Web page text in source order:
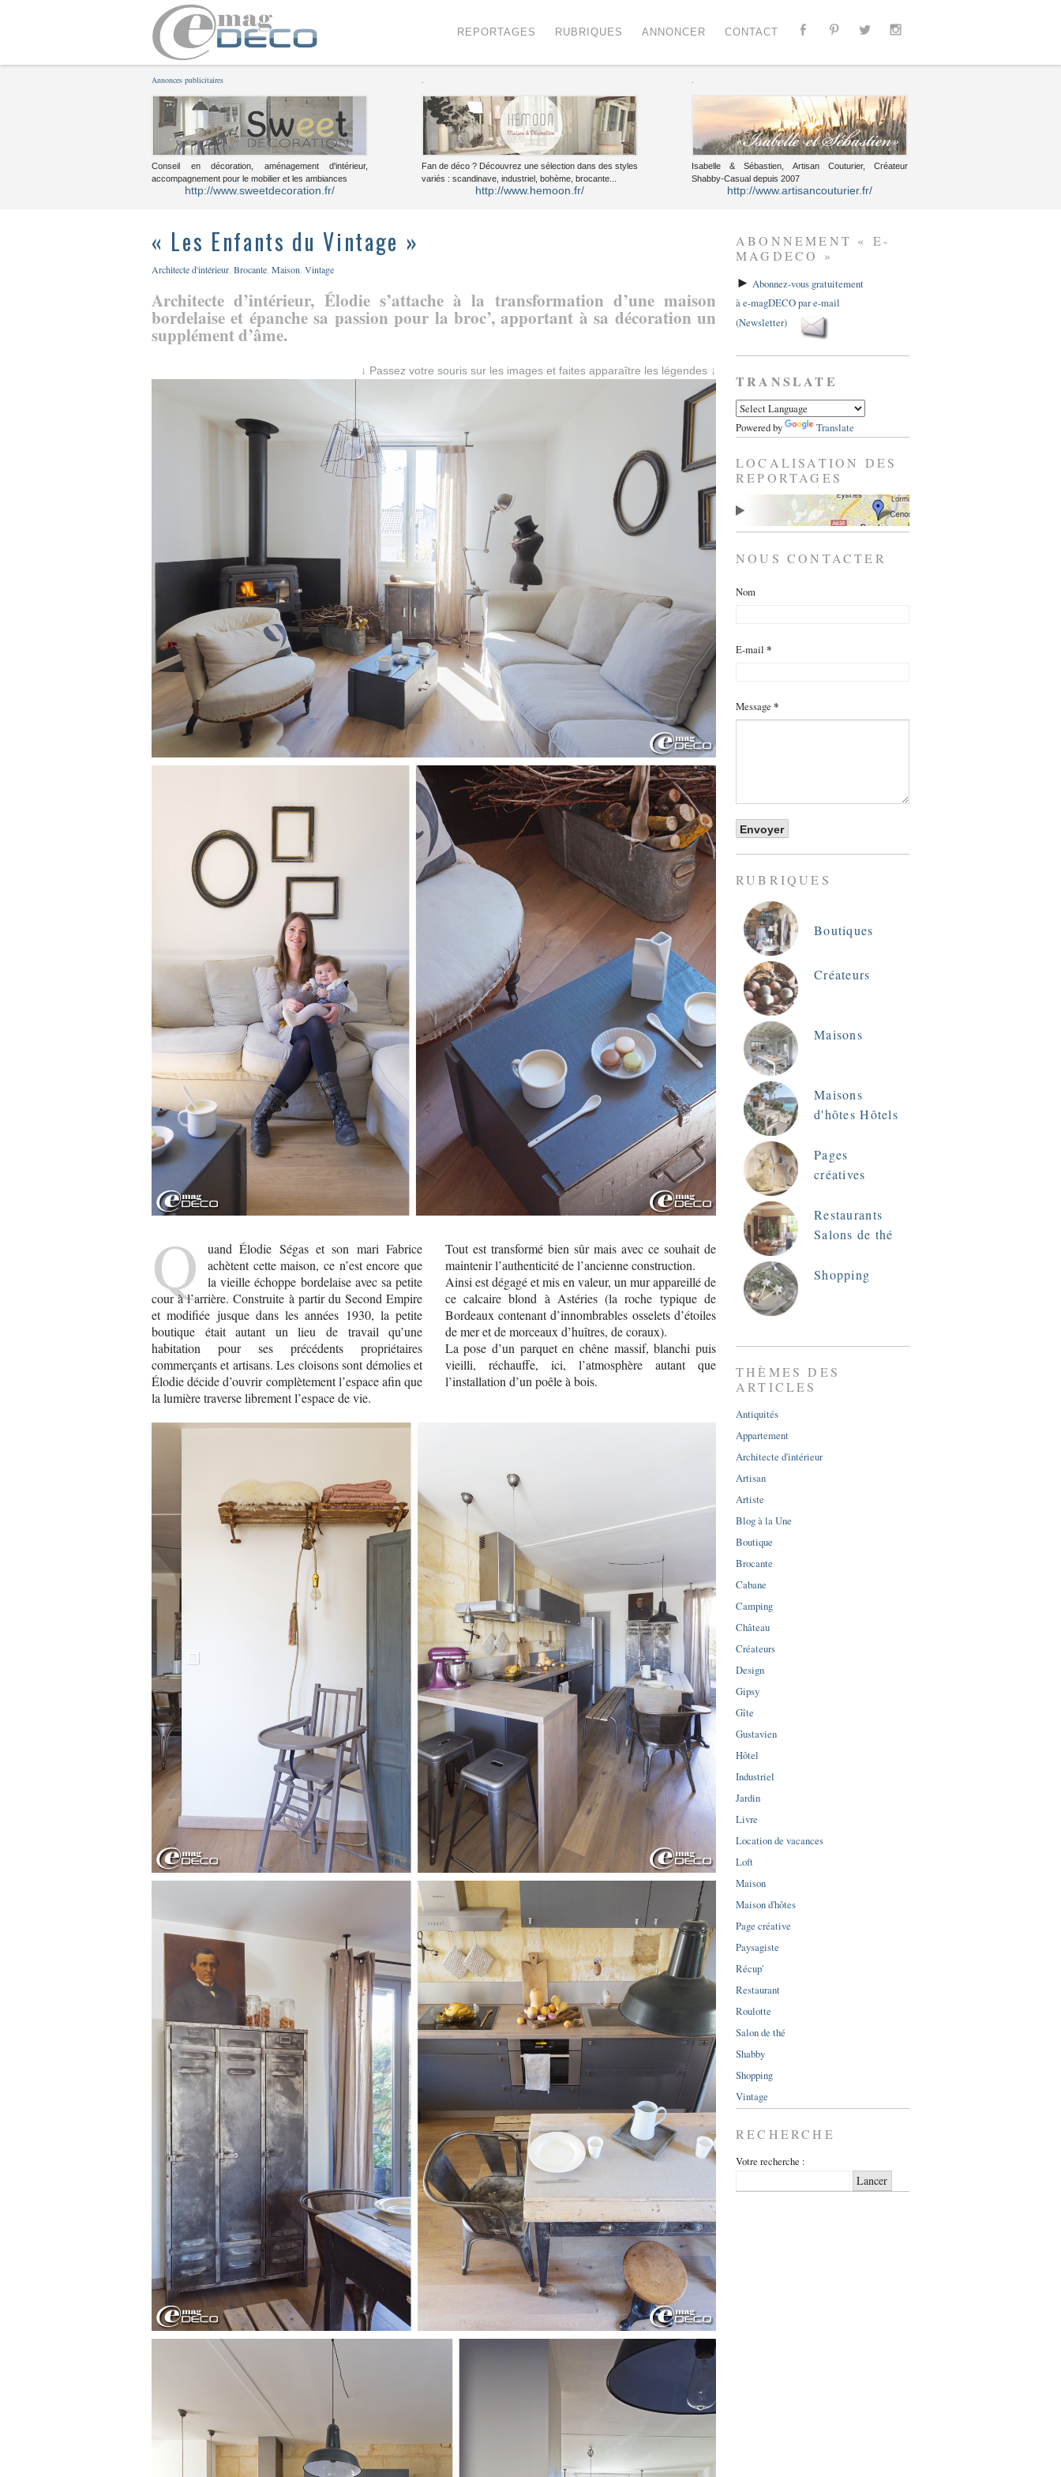
REPORTAGES RUBRIQUES ANNONCER CONTACT
Annonces publicitaires
Conseil en décoration, aménagement d'intérieur,
accompagnement pour le mobilier et les ambiances
http://www.sweetdecoration.fr/
Fan de déco ? Découvrez une sélection dans des styles
variés : scandinave, industriel, bohème, brocante...
http://www.hemoon.fr/
Isabelle & Sébastien, Artisan Couturier, Créateur
Shabby-Casual depuis 2007
http://www.artisancouturier.fr/
« Les Enfants du Vintage »
Architecte d'intérieur Brocante Maison Vintage
Architecte d’intérieur, Élodie s’attache à la transformation d’une maison
bordelaise et épanche sa passion pour la broc’, apportant à sa décoration un
supplément d’âme.
↓ Passez votre souris sur les images et faites apparaître les légendes ↓
Q
uand Élodie Ségas et son mari Fabrice
achètent cette maison, ce n’est encore que
la vieille échoppe bordelaise avec sa petite
cour à l’arrière. Construite à partir du Second Empire
et modifiée jusque dans les années 1930, la petite
boutique était autant un lieu de travail qu’une
habitation pour ses précédents propriétaires
commerçants et artisans. Les cloisons sont démolies et
Élodie décide d’ouvrir complètement l’espace afin que
la lumière traverse librement l’espace de vie.
Tout est transformé bien sûr mais avec ce souhait de
maintenir l’authenticité de l’ancienne construction.
Ainsi est dégagé et mis en valeur, un mur appareillé de
ce calcaire blond à Astéries (la roche typique de
Bordeaux contenant d’innombrables osselets d’étoiles
de mer et de morceaux d’huîtres, de coraux).
La pose d’un parquet en chêne massif, blanchi puis
vieilli, réchauffe, ici, l’atmosphère autant que
l’installation d’un poêle à bois.
ABONNEMENT « E-
MAGDECO »
► Abonnez-vous gratuitement
à e-magDECO par e-mail
(Newsletter)
TRANSLATE
Powered by Translate
LOCALISATION DES
REPORTAGES
NOUS CONTACTER
Nom
E-mail *
Message *
RUBRIQUES
Boutiques
Créateurs
Maisons
Maisons
d'hôtes Hôtels
Pages
créatives
Restaurants
Salons de thé
Shopping
THÈMES DES
ARTICLES
Antiquités
Appartement
Architecte d'intérieur
Artisan
Artiste
Blog à la Une
Boutique
Brocante
Cabane
Camping
Château
Créateurs
Design
Gipsy
Gîte
Gustavien
Hôtel
Industriel
Jardin
Livre
Location de vacances
Loft
Maison
Maison d'hôtes
Page créative
Paysagiste
Récup'
Restaurant
Roulotte
Salon de thé
Shabby
Shopping
Vintage
RECHERCHE
Votre recherche :